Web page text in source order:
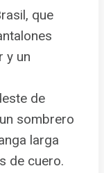
que
y un
de
sombrero
larga
de cuero.